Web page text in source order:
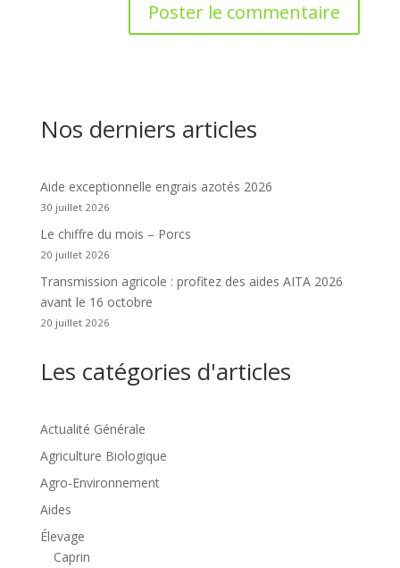
Nos derniers articles
Aide exceptionnelle engrais azotés 2026
30 juillet 2026
Le chiffre du mois – Porcs
20 juillet 2026
Transmission agricole : profitez des aides AITA 2026
avant le 16 octobre
20 juillet 2026
Les catégories d'articles
Actualité Générale
Agriculture Biologique
Agro-Environnement
Aides
Élevage
Caprin